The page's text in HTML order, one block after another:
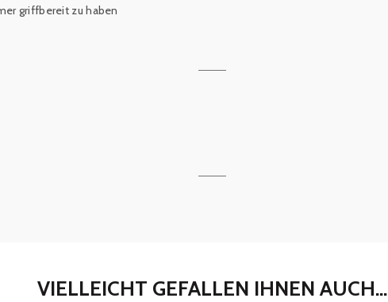
griffbereit zu haben
VIELLEICHT GEFALLEN IHNEN AUCH...